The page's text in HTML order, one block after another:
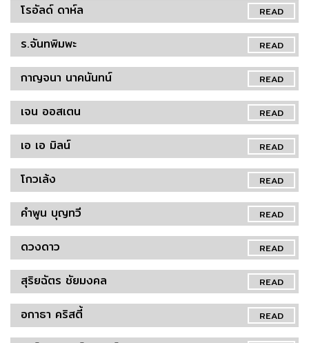
READ
โรอัลด์ ดาห์ล
READ
ร.จันทพิมพะ
READ
กาญจนา นาคนันทน์
READ
เจน ออสเตน
READ
เอ เอ มิลน์
READ
โกวเล้ง
READ
คำพูน บุญทวี
READ
ดวงดาว
READ
สุริยฉัตร ชัยมงคล
READ
อกาธา คริสตี้